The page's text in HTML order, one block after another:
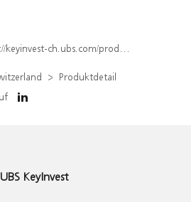
ch.ubs.com/produkt/detail/index/isin/CH1570499439
Produktdetail
KeyInvest